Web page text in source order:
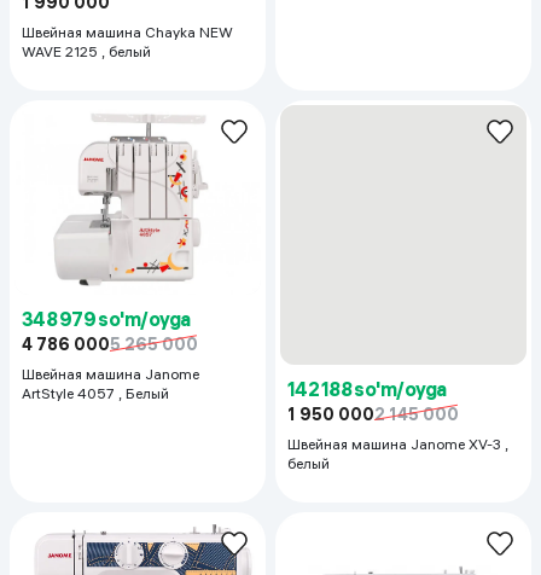
348 979 so'm/oyga
4 786 000 5 265 000
Швейная машина Janome
ArtStyle 4057 , Белый
белый